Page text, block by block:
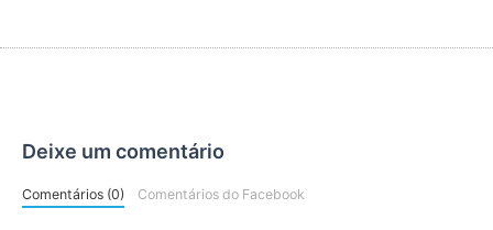
Deixe um comentário
Comentários (0) Comentários do Facebook